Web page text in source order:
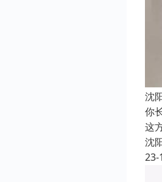
沈
你
这
沈
23-